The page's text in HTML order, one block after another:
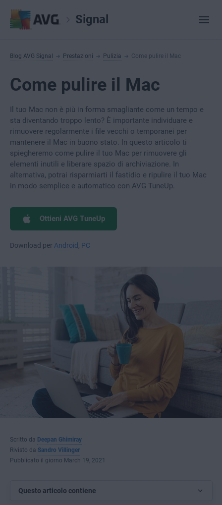
Signal
Blog AVG Signal Prestazioni Pulizia Come pulire il Mac
Come pulire il Mac
Il tuo Mac non è più in forma smagliante come un tempo e
sta diventando troppo lento? È importante individuare e
rimuovere regolarmente i file vecchi o temporanei per
mantenere il Mac in buono stato. In questo articolo ti
spiegheremo come pulire il tuo Mac per rimuovere gli
elementi inutili e liberare spazio di archiviazione. In
alternativa, potrai risparmiarti il fastidio e ripulire il tuo Mac
in modo semplice e automatico con AVG TuneUp.
Ottieni AVG TuneUp
Download per Android PC
Scritto da Deepan Ghimiray
Rivisto da Sandro Villinger
Pubblicato il giorno March 19, 2021
Questo articolo contiene